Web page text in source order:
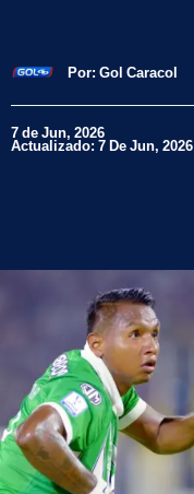
Por: Gol Caracol
7 de Jun, 2026
Actualizado: 7 De Jun, 2026